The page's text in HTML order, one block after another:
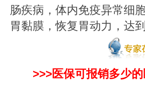
肠疾病，体内免疫异常细
胃黏膜，恢复胃动力，达
>>>医保可报销多少